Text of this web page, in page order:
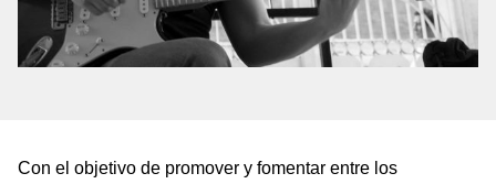
Con el objetivo de promover y fomentar entre los